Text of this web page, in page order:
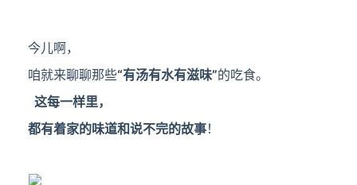
今儿啊，
咱就来聊聊那些“有汤有水有滋味”的吃食。
这每一样里，
都有着家的味道和说不完的故事！